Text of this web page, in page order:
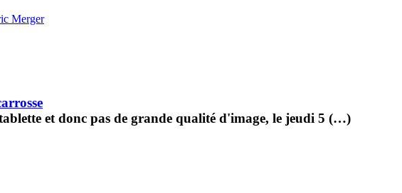
Merger
et donc pas de grande qualité d'image, le jeudi 5 (…)